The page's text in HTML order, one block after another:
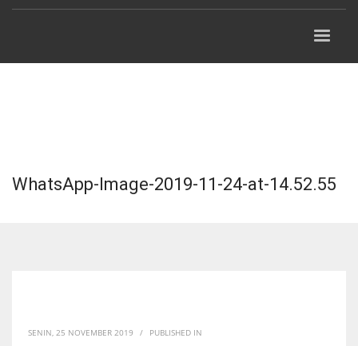
WhatsApp-Image-2019-11-24-at-14.52.55
SENIN, 25 NOVEMBER 2019 / PUBLISHED IN